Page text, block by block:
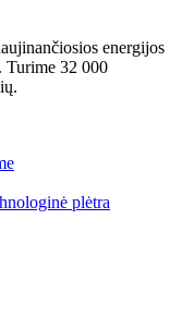
energijos
Turime 32 000
plėtra